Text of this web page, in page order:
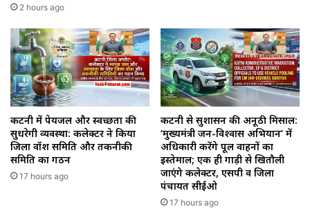
2 hours ago
कटनी में पेयजल और स्वच्छता की
सुधरेगी व्यवस्था: कलेक्टर ने किया
जिला वॉश समिति और तकनीकी
समिति का गठन
17 hours ago
कटनी से सुशासन की अनूठी मिसाल:
‘मुख्यमंत्री जन-विश्वास अभियान’ में
अधिकारी करेंगे पूल वाहनों का
इस्तेमाल; एक ही गाड़ी से खितौली
जाएंगे कलेक्टर, एसपी व जिला
पंचायत सीईओ
17 hours ago